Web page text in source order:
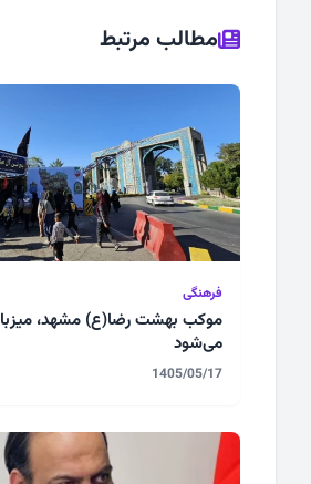
مطالب مرتبط
فرهنگی
موکب بهشت رضا(ع) مشهد، میزبان
می‌شود
1405/05/17